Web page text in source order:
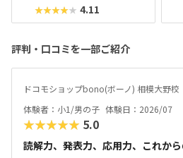
★★★★★ 4.11
評判・口コミを一部ご紹介
ドコモショップbono(ボーノ) 相模大野校
体験者：小1/男の子 体験日：2026/07
★★★★★ 5.0
読解力、発表力、応用力、これか